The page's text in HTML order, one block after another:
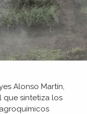
Alonso Martín,
que sintetiza los